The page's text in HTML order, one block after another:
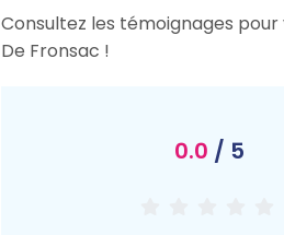
Consultez les témoignages
De Fronsac !
0.0 / 5